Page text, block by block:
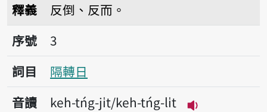
釋義
反倒、反而。
序號3隔轉日
序號
3
詞目
隔轉日
音讀
keh-tńg-ji̍t/keh-tńg-li̍t